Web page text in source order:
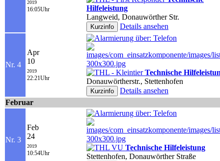
2019
16:05Uhr
Hilfeleistung
Langweid, Donauwörther Str.
Details ansehen
Nr. 4
Apr
10
2019
22:21Uhr
Technische
Donauwörtherstr., Stettenhofen
Details ansehen
Februar
Nr. 3
Feb
24
2019
10:54Uhr
Technische Hilfeleistung
Stettenhofen, Donauwörther Straße